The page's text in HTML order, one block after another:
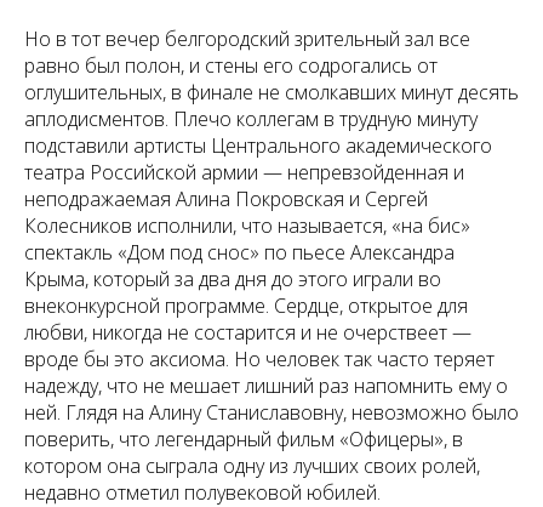
Но в тот вечер белгородский зрительный зал все
равно был полон, и стены его содрогались от
оглушительных, в финале не смолкавших минут десять
аплодисментов. Плечо коллегам в трудную минуту
подставили артисты Центрального академического
театра Российской армии — непревзойденная и
неподражаемая Алина Покровская и Сергей
Колесников исполнили, что называется, «на бис»
спектакль «Дом под снос» по пьесе Александра
Крыма, который за два дня до этого играли во
внеконкурсной программе. Сердце, открытое для
любви, никогда не состарится и не очерствеет —
вроде бы это аксиома. Но человек так часто теряет
надежду, что не мешает лишний раз напомнить ему о
ней. Глядя на Алину Станиславовну, невозможно было
поверить, что легендарный фильм «Офицеры», в
котором она сыграла одну из лучших своих ролей,
недавно отметил полувековой юбилей.